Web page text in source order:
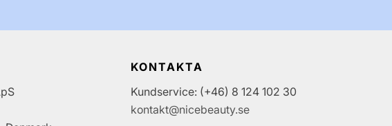
Coat och härda i 30 sekunderSteg 5 -
redo att användas - Få mycket High Shine Cleanser på en
nageln och vänta i 5 sekunder - Tryck med 2 fingrar på
dynan så att du får ett jämnt tryck på hela nagelytan - Dra
KONTAKTA
Kundservice: (+46) 8 124 102 30
kontakt@nicebeauty.se